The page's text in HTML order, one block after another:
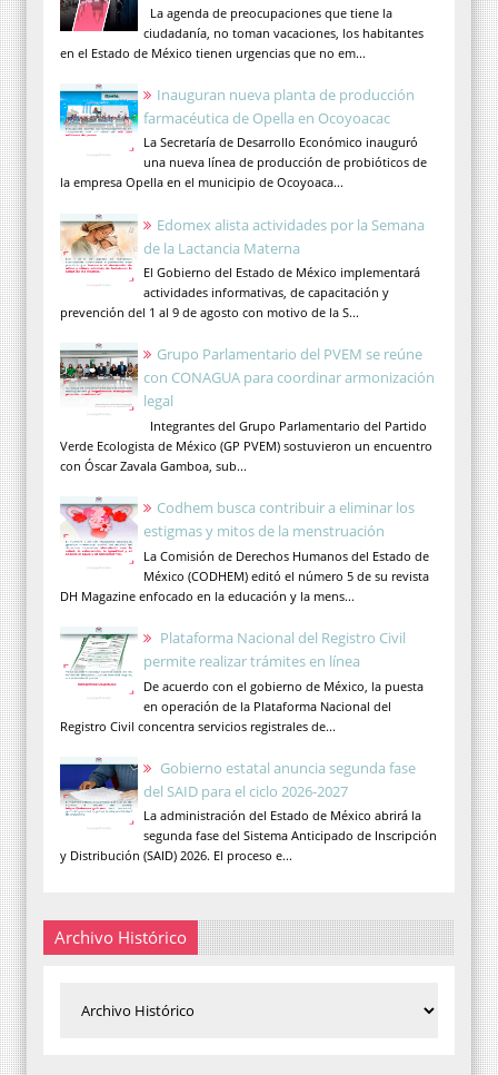
La agenda de preocupaciones que tiene la
ciudadanía, no toman vacaciones, los habitantes
en el Estado de México tienen urgencias que no em...
Inauguran nueva planta de producción
farmacéutica de Opella en Ocoyoacac
La Secretaría de Desarrollo Económico inauguró
una nueva línea de producción de probióticos de
la empresa Opella en el municipio de Ocoyoaca...
Edomex alista actividades por la Semana
de la Lactancia Materna
El Gobierno del Estado de México implementará
actividades informativas, de capacitación y
prevención del 1 al 9 de agosto con motivo de la S...
Grupo Parlamentario del PVEM se reúne
con CONAGUA para coordinar armonización
legal
Integrantes del Grupo Parlamentario del Partido
Verde Ecologista de México (GP PVEM) sostuvieron un encuentro
con Óscar Zavala Gamboa, sub...
Codhem busca contribuir a eliminar los
estigmas y mitos de la menstruación
La Comisión de Derechos Humanos del Estado de
México (CODHEM) editó el número 5 de su revista
DH Magazine enfocado en la educación y la mens...
Plataforma Nacional del Registro Civil
permite realizar trámites en línea
De acuerdo con el gobierno de México, la puesta
en operación de la Plataforma Nacional del
Registro Civil concentra servicios registrales de...
Gobierno estatal anuncia segunda fase
del SAID para el ciclo 2026-2027
La administración del Estado de México abrirá la
segunda fase del Sistema Anticipado de Inscripción
y Distribución (SAID) 2026. El proceso e...
Archivo Histórico